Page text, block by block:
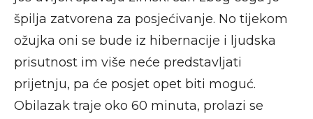
špilja zatvorena za posjećivanje. No tijekom
ožujka oni se bude iz hibernacije i ljudska
prisutnost im više neće predstavljati
prijetnju, pa će posjet opet biti moguć.
Obilazak traje oko 60 minuta, prolazi se